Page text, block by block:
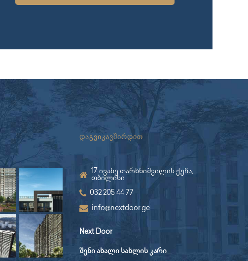
დაგვიკავშირდით
17 ივანე თარხნიშვილის ქუჩა,
თბილისი
032 205 44 77
info@nextdoor.ge
Next Door
შენი ახალი სახლის კარი